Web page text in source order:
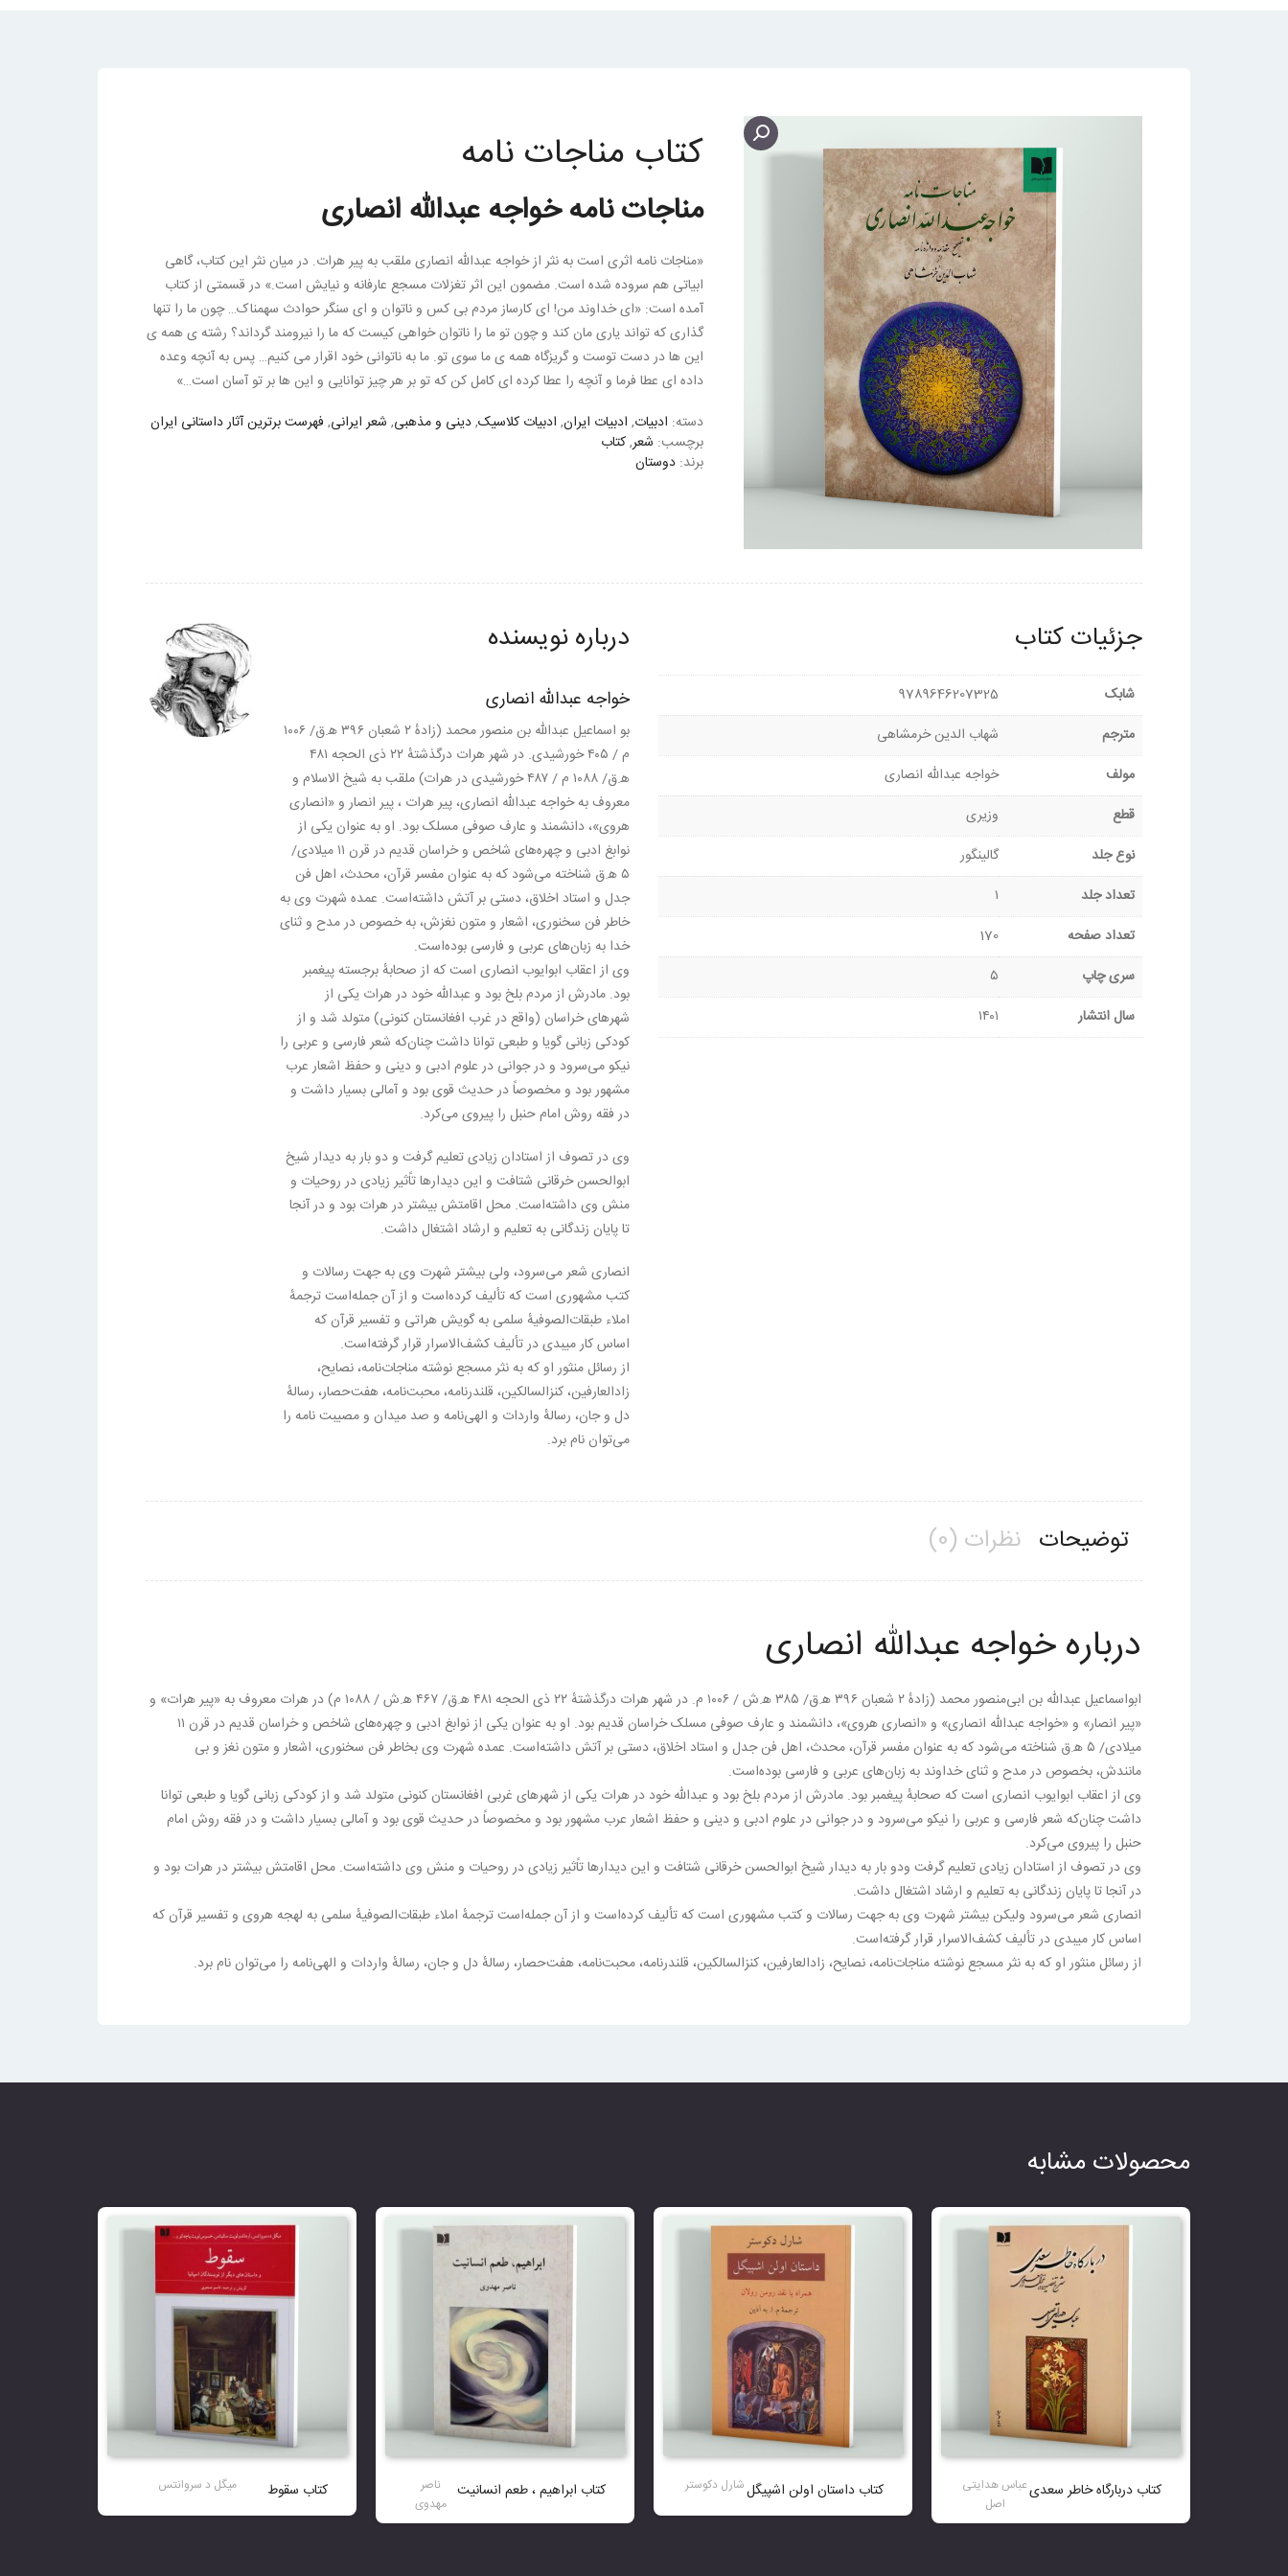
کتاب مناجات نامه
مناجات نامه خواجه عبدالله انصاری
«مناجات نامه اثری است به نثر از خواجه عبدالله انصاری ملقب به پیر هرات. در میان نثر این کتاب، گاهی
ابیاتی هم سروده شده است. مضمون این اثر تغزلات مسجع عارفانه و نیایش است.» در قسمتی از کتاب
آمده است: «ای خداوند من! ای کارساز مردم بی کس و ناتوان و ای سنگر حوادث سهمناک… چون ما را تنها
گذاری که تواند یاری مان کند و چون تو ما را ناتوان خواهی کیست که ما را نیرومند گرداند؟ رشته ی همه ی
این ها در دست توست و گریزگاه همه ی ما سوی تو. ما به ناتوانی خود اقرار می کنیم… پس به آنچه وعده
داده ای عطا فرما و آنچه را عطا کرده ای کامل کن که تو بر هر چیز توانایی و این ها بر تو آسان است…»
دسته: ادبیات, ادبیات ایران, ادبیات کلاسیک,دینی و مذهبی, شعر ایرانی, فهرست برترین آثار داستانی ایران
برچسب: شعر,کتاب
برند: دوستان
جزئیات کتاب
شابک
9789646207325
مترجم
شهاب الدین خرمشاهی
مولف
خواجه عبدالله انصاری
قطع
وزیری
نوع جلد
گالینگور
تعداد جلد
۱
تعداد صفحه
170
سری چاپ
۵
سال انتشار
۱۴۰۱
درباره نویسنده
خواجه عبدالله انصاری
بو اسماعیل عبدالله بن منصور محمد (زادهٔ ۲ شعبان ۳۹۶ ه‍.ق/ ۱۰۰۶
م / ۴۰۵ خورشیدی. در شهر هرات درگذشتهٔ ۲۲ ذی الحجه ۴۸۱
ه‍.ق/ ۱۰۸۸ م / ۴۸۷ خورشیدی در هرات) ملقب به شیخ الاسلام و
معروف به خواجه عبدالله انصاری، پیر هرات ، پیر انصار و «انصاری
هروی»، دانشمند و عارف صوفی مسلک بود. او به عنوان یکی از
نوابغ ادبی و چهره‌های شاخص و خراسان قدیم در قرن ۱۱ میلادی/
۵ ه‍.ق شناخته می‌شود که به عنوان مفسر قرآن، محدث، اهل فن
جدل و استاد اخلاق، دستی بر آتش داشته‌است. عمده شهرت وی به
خاطر فن سخنوری، اشعار و متون نغزش، به خصوص در مدح و ثنای
خدا به زبان‌های عربی و فارسی بوده‌است.
وی از اعقاب ابوایوب انصاری است که از صحابهٔ برجسته پیغمبر
بود. مادرش از مردم بلخ بود و عبدالله خود در هرات یکی از
شهرهای خراسان (واقع در غرب افغانستان کنونی) متولد شد و از
کودکی زبانی گویا و طبعی توانا داشت چنان‌که شعر فارسی و عربی را
نیکو می‌سرود و در جوانی در علوم ادبی و دینی و حفظ اشعار عرب
مشهور بود و مخصوصاً در حدیث قوی بود و آمالی بسیار داشت و
در فقه روش امام حنبل را پیروی می‌کرد.
وی در تصوف از استادان زیادی تعلیم گرفت و دو بار به دیدار شیخ
ابوالحسن خرقانی شتافت و این دیدارها تاًثیر زیادی در روحیات و
منش وی داشته‌است. محل اقامتش بیشتر در هرات بود و در آنجا
تا پایان زندگانی به تعلیم و ارشاد اشتغال داشت.
انصاری شعر می‌سرود، ولی بیشتر شهرت وی به جهت رسالات و
کتب مشهوری است که تألیف کرده‌است و از آن جمله‌است ترجمهٔ
املاء طبقات‌الصوفیهٔ سلمی به گویش هراتی و تفسیر قرآن که
اساس کار میبدی در تألیف کشف‌الاسرار قرار گرفته‌است.
از رسائل منثور او که به نثر مسجع نوشته مناجات‌نامه، نصایح،
زادالعارفین، کنزالسالکین، قلندرنامه، محبت‌نامه، هفت‌حصار، رسالهٔ
دل و جان، رسالهٔ واردات و الهی‌نامه و صد میدان و مصیبت نامه را
می‌توان نام برد.
توضیحات نظرات (0)
درباره خواجه عبدالله انصاری
ابواسماعیل عبدالله بن ابی‌منصور محمد (زادهٔ ۲ شعبان ۳۹۶ ه‍.ق/ ۳۸۵ ه‍.ش / ۱۰۰۶ م. در شهر هرات درگذشتهٔ ۲۲ ذی الحجه ۴۸۱ ه‍.ق/ ۴۶۷ ه‍.ش / ۱۰۸۸ م) در هرات معروف به «پیر هرات» و
«پیر انصار» و «خواجه عبدالله انصاری» و «انصاری هروی»، دانشمند و عارف صوفی مسلک خراسان قدیم بود. او به عنوان یکی از نوابغ ادبی و چهره‌های شاخص و خراسان قدیم در قرن ۱۱
میلادی/ ۵ ه‍.ق شناخته می‌شود که به عنوان مفسر قرآن، محدث، اهل فن جدل و استاد اخلاق، دستی بر آتش داشته‌است. عمده شهرت وی بخاطر فن سخنوری، اشعار و متون نغز و بی
مانندش، بخصوص در مدح و ثنای خداوند به زبان‌های عربی و فارسی بوده‌است.
وی از اعقاب ابوایوب انصاری است که صحابهٔ پیغمبر بود. مادرش از مردم بلخ بود و عبدالله خود در هرات یکی از شهرهای غربی افغانستان کنونی متولد شد و از کودکی زبانی گویا و طبعی توانا
داشت چنان‌که شعر فارسی و عربی را نیکو می‌سرود و در جوانی در علوم ادبی و دینی و حفظ اشعار عرب مشهور بود و مخصوصاً در حدیث قوی بود و آمالی بسیار داشت و در فقه روش امام
حنبل را پیروی می‌کرد.
وی در تصوف از استادان زیادی تعلیم گرفت ودو بار به دیدار شیخ ابوالحسن خرقانی شتافت و این دیدارها تاًثیر زیادی در روحیات و منش وی داشته‌است. محل اقامتش بیشتر در هرات بود و
در آنجا تا پایان زندگانی به تعلیم و ارشاد اشتغال داشت.
انصاری شعر می‌سرود ولیکن بیشتر شهرت وی به جهت رسالات و کتب مشهوری است که تألیف کرده‌است و از آن جمله‌است ترجمهٔ املاء طبقات‌الصوفیهٔ سلمی به لهجه هروی و تفسیر قرآن که
اساس کار میبدی در تألیف کشف‌الاسرار قرار گرفته‌است.
از رسائل منثور او که به نثر مسجع نوشته مناجات‌نامه، نصایح، زادالعارفین، کنزالسالکین، قلندرنامه، محبت‌نامه، هفت‌حصار، رسالهٔ دل و جان، رسالهٔ واردات و الهی‌نامه را می‌توان نام برد.
محصولات مشابه
کتاب دربارگاه خاطر سعدیعباس هدایتی
اصل
کتاب داستان اولن اشپیگلشارل دکوستر کتاب ابراهیم ، طعم انسانیت
ناصر
مهدوی
کتاب سقوط میگل د سروانتس